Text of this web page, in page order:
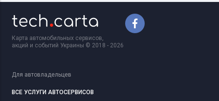
Карта автомобильных сервисов,
акций и событий Украины © 2018 - 2026
Для автовладельцев
ВСЕ УСЛУГИ АВТОСЕРВИСОВ